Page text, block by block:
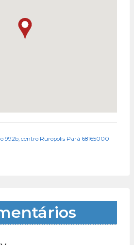
992b, centro Ruropolis Pará 68165000